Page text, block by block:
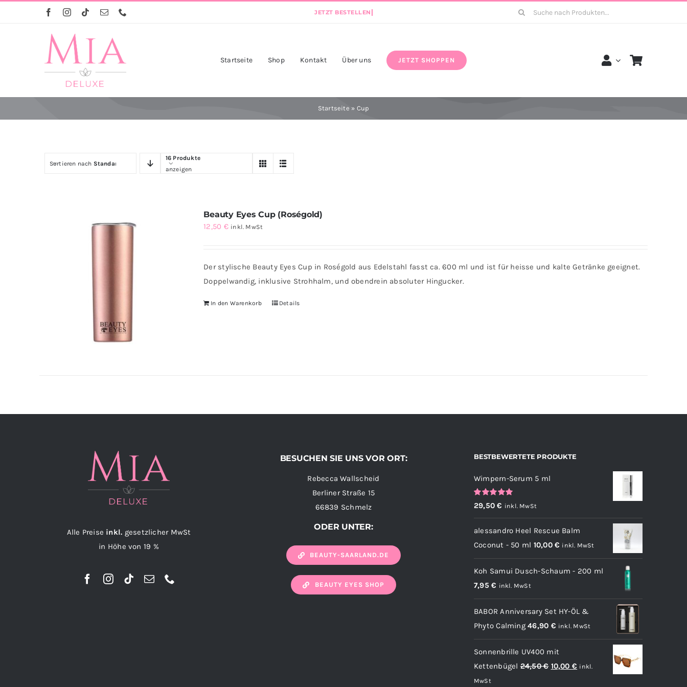
Suche
Startseite Shop Kontakt Über uns JETZT SHOPPEN
Startseite » Cup
Sortieren nach Standardreihenfolge
16 Produkte
anzeigen
Beauty Eyes Cup (Roségold)
12,50 € inkl. MwSt
Der stylische Beauty Eyes Cup in Roségold aus Edelstahl fasst ca. 600 ml und ist für heisse und kalte Getränke geeignet.
Doppelwandig, inklusive Strohhalm, und obendrein absoluter Hingucker.
In den Warenkorb Details
Alle Preise inkl. gesetzlicher MwSt
in Höhe von 19 %
BESUCHEN SIE UNS VOR ORT:
Rebecca Wallscheid
Berliner Straße 15
66839 Schmelz
ODER UNTER:
BEAUTY-SAARLAND.DE
BEAUTY EYES SHOP
BESTBEWERTETE PRODUKTE
Wimpern-Serum 5 ml
Bewertet
mit5.00von
5
29,50€ inkl. MwSt
alessandro Heel Rescue Balm
Coconut - 50 ml 10,00 € inkl. MwSt
Koh Samui Dusch-Schaum - 200 ml
7,95€ inkl. MwSt
BABOR Anniversary Set HY-ÖL &
Phyto Calming 46,90 € inkl. MwSt
Sonnenbrille UV400 mit
Kettenbügel 24,50€ Ursprünglicher
10,00 € Aktueller
inkl.
MwSt